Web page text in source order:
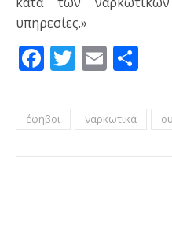
υπηρεσίες.»
Facebook
Twitter
Email
έφηβοι ναρκωτικά